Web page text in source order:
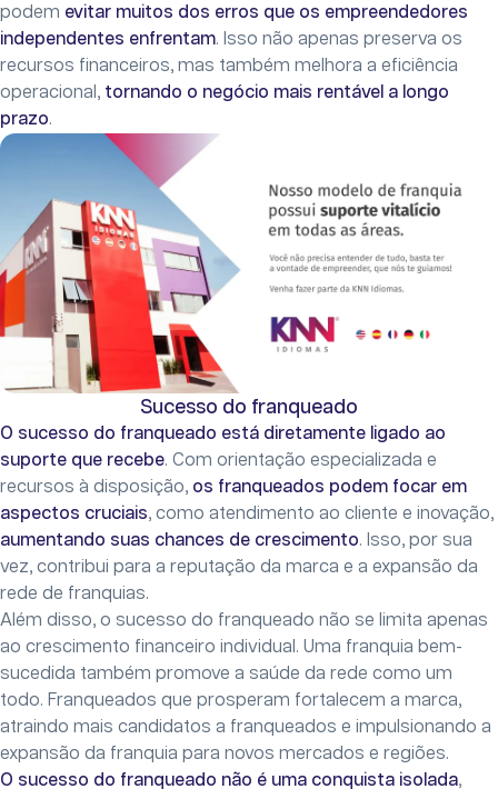
podem evitar muitos dos erros que os empreendedores
independentes enfrentam. Isso não apenas preserva os
recursos financeiros, mas também melhora a eficiência
operacional, tornando o negócio mais rentável a longo
prazo.
Sucesso do franqueado
O sucesso do franqueado está diretamente ligado ao
suporte que recebe. Com orientação especializada e
recursos à disposição, os franqueados podem focar em
aspectos cruciais, como atendimento ao cliente e inovação,
aumentando suas chances de crescimento. Isso, por sua
vez, contribui para a reputação da marca e a expansão da
rede de franquias.
Além disso, o sucesso do franqueado não se limita apenas
ao crescimento financeiro individual. Uma franquia bem-
sucedida também promove a saúde da rede como um
todo. Franqueados que prosperam fortalecem a marca,
atraindo mais candidatos a franqueados e impulsionando a
expansão da franquia para novos mercados e regiões.
O sucesso do franqueado não é uma conquista isolada,